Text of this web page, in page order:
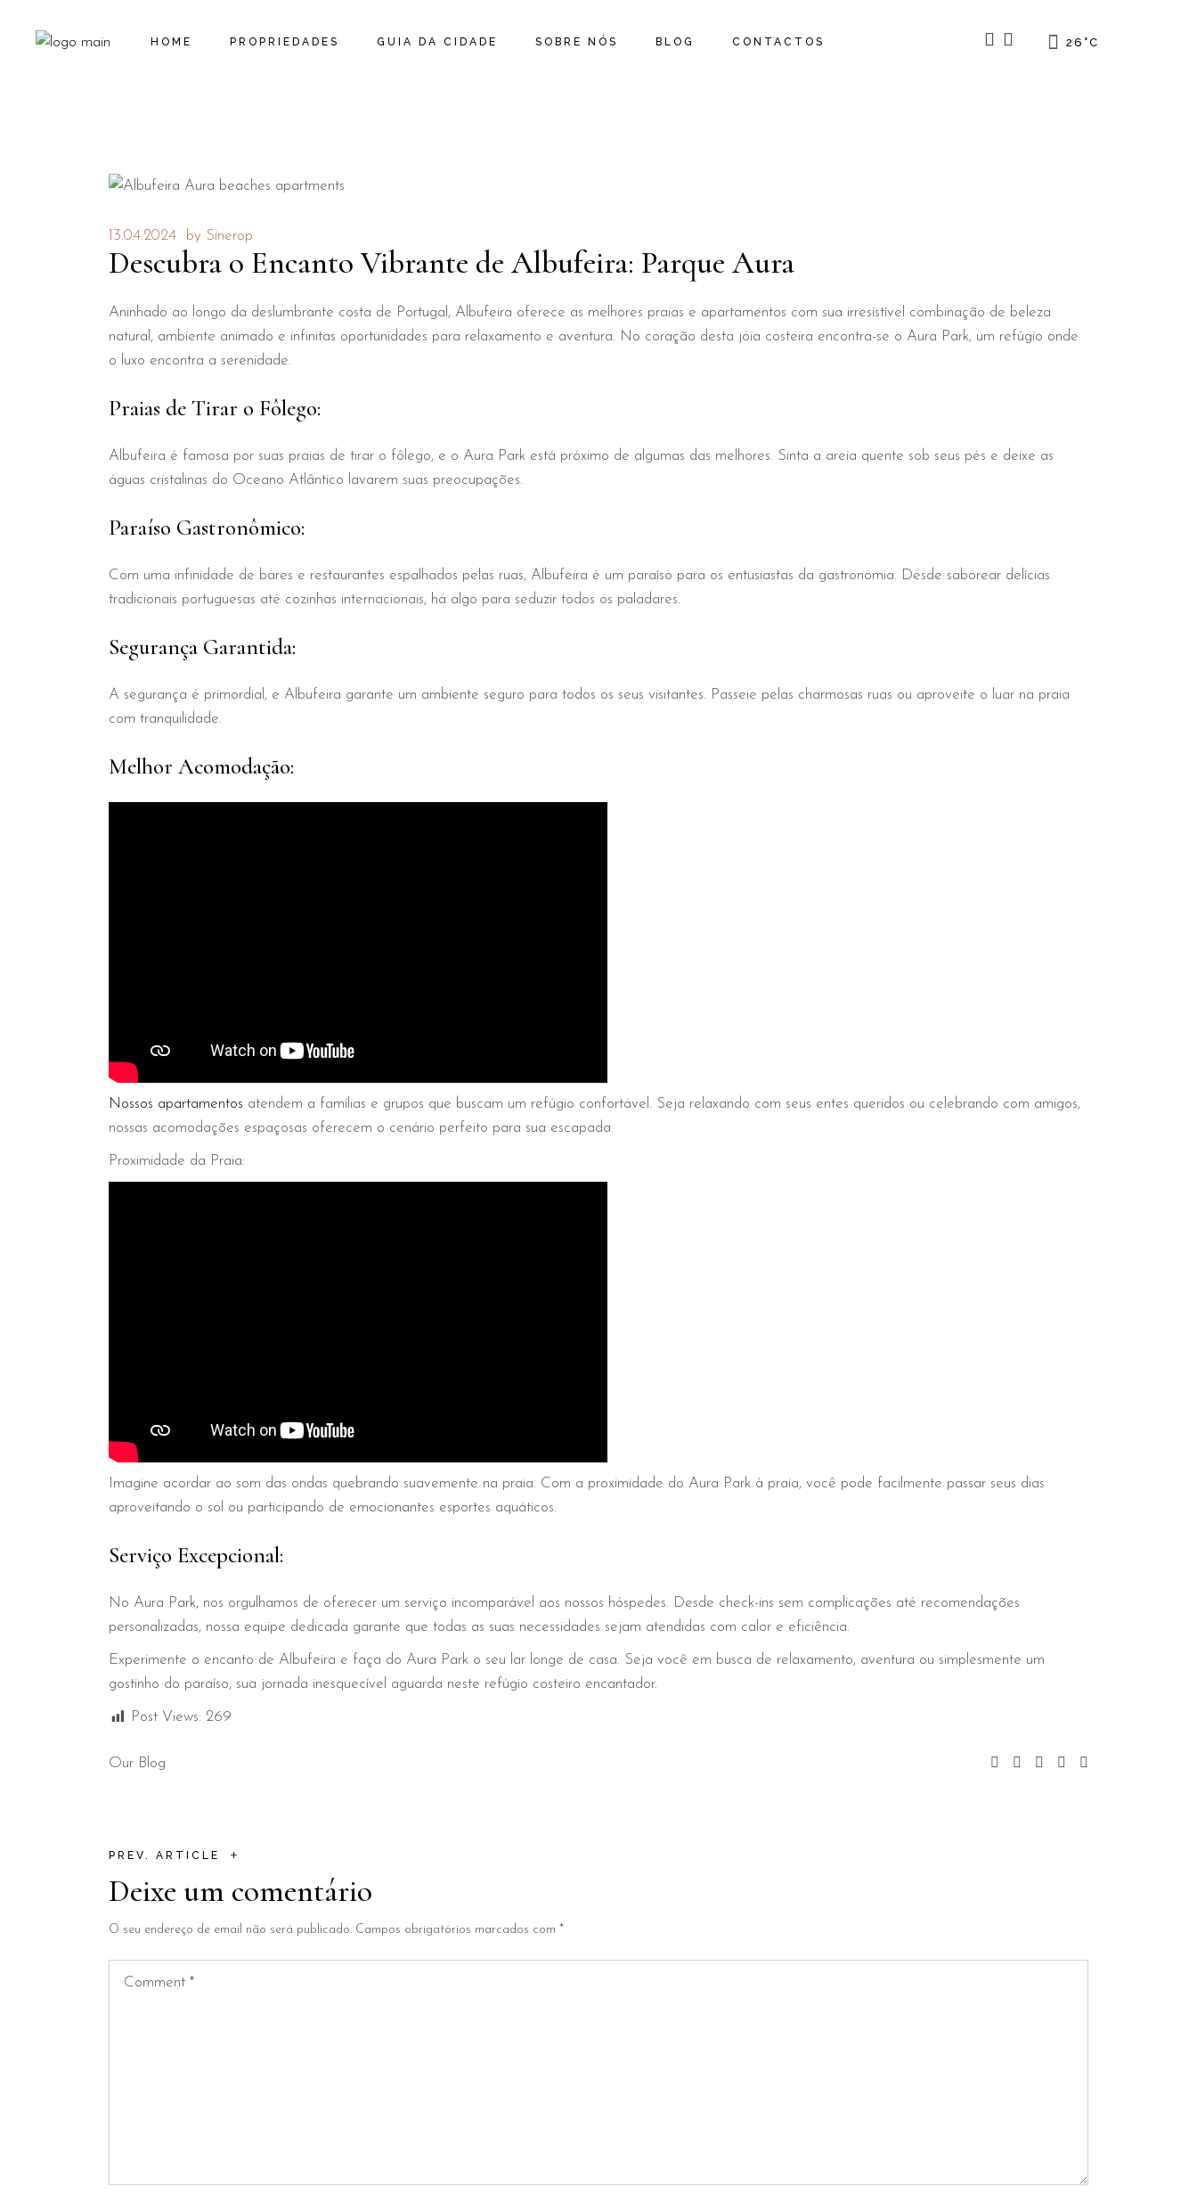
HOME PROPRIEDADES GUIA DA CIDADE SOBRE NÓS BLOG CONTACTOS 26 °C
13.04.2024 by Sinerop
Descubra o Encanto Vibrante de Albufeira: Parque Aura
Aninhado ao longo da deslumbrante costa de Portugal, Albufeira oferece as melhores praias e apartamentos com sua irresistível combinação de beleza
natural, ambiente animado e infinitas oportunidades para relaxamento e aventura. No coração desta jóia costeira encontra-se o Aura Park, um refúgio onde
o luxo encontra a serenidade.
Praias de Tirar o Fôlego:
Albufeira é famosa por suas praias de tirar o fôlego, e o Aura Park está próximo de algumas das melhores. Sinta a areia quente sob seus pés e deixe as
águas cristalinas do Oceano Atlântico lavarem suas preocupações.
Paraíso Gastronômico:
Com uma infinidade de bares e restaurantes espalhados pelas ruas, Albufeira é um paraíso para os entusiastas da gastronomia. Desde saborear delícias
tradicionais portuguesas até cozinhas internacionais, há algo para seduzir todos os paladares.
Segurança Garantida:
A segurança é primordial, e Albufeira garante um ambiente seguro para todos os seus visitantes. Passeie pelas charmosas ruas ou aproveite o luar na praia
com tranquilidade.
Melhor Acomodação:
Nossos apartamentos atendem a famílias e grupos que buscam um refúgio confortável. Seja relaxando com seus entes queridos ou celebrando com amigos,
nossas acomodações espaçosas oferecem o cenário perfeito para sua escapada.
Proximidade da Praia:
Imagine acordar ao som das ondas quebrando suavemente na praia. Com a proximidade do Aura Park à praia, você pode facilmente passar seus dias
aproveitando o sol ou participando de emocionantes esportes aquáticos.
Serviço Excepcional:
No Aura Park, nos orgulhamos de oferecer um serviço incomparável aos nossos hóspedes. Desde check-ins sem complicações até recomendações
personalizadas, nossa equipe dedicada garante que todas as suas necessidades sejam atendidas com calor e eficiência.
Experimente o encanto de Albufeira e faça do Aura Park o seu lar longe de casa. Seja você em busca de relaxamento, aventura ou simplesmente um
gostinho do paraíso, sua jornada inesquecível aguarda neste refúgio costeiro encantador.
Post Views: 269
Our Blog
PREV. ARTICLE +
Deixe um comentário
O seu endereço de email não será publicado. Campos obrigatórios marcados com *